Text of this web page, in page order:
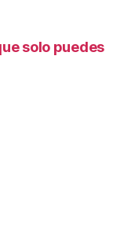
solo puedes